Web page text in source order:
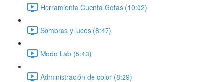
Herramienta Cuenta Gotas (10:02)
Sombras y luces (8:47)
Modo Lab (5:43)
Administración de color (8:29)